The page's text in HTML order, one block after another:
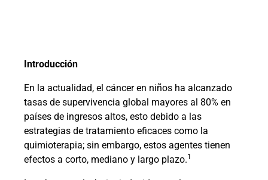
Introducción
En la actualidad, el cáncer en niños ha alcanzado
tasas de supervivencia global mayores al 80% en
países de ingresos altos, esto debido a las
estrategias de tratamiento eficaces como la
quimioterapia; sin embargo, estos agentes tienen
efectos a corto, mediano y largo plazo.1